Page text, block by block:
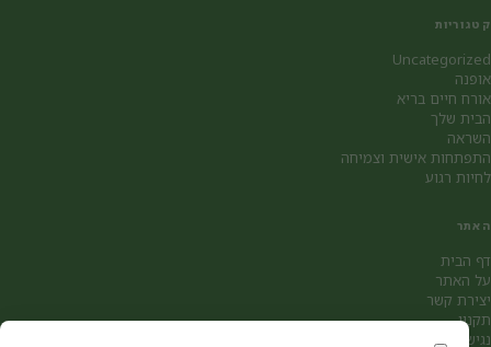
קטגוריות
Uncategorized
אופנה
אורח חיים בריא
הבית שלך
השראה
התפתחות אישית וצמיחה
לחיות רגוע
האתר
דף הבית
על האתר
יצירת קשר
תקנון
נגישות